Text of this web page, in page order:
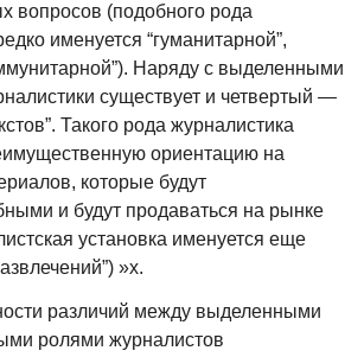
вопросов (подобного рода
именуется “гуманитарной”,
Наряду с выделенными
существует и четвертый —
Такого рода журналистика
ориентацию на
которые будут
и будут продаваться на рынке
установка именуется еще
»х.
различий между выделенными
ролями журналистов